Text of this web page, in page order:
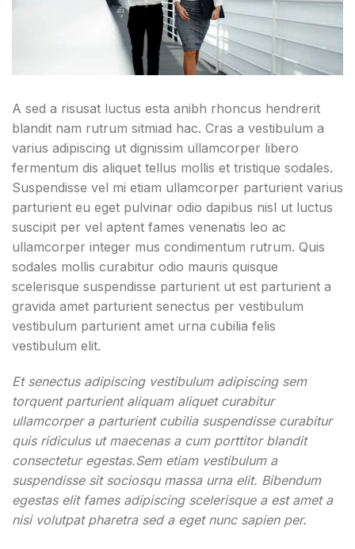
A sed a risusat luctus esta anibh rhoncus hendrerit
blandit nam rutrum sitmiad hac. Cras a vestibulum a
varius adipiscing ut dignissim ullamcorper libero
fermentum dis aliquet tellus mollis et tristique sodales.
Suspendisse vel mi etiam ullamcorper parturient varius
parturient eu eget pulvinar odio dapibus nisl ut luctus
suscipit per vel aptent fames venenatis leo ac
ullamcorper integer mus condimentum rutrum. Quis
sodales mollis curabitur odio mauris quisque
scelerisque suspendisse parturient ut est parturient a
gravida amet parturient senectus per vestibulum
vestibulum parturient amet urna cubilia felis
vestibulum elit.
Et senectus adipiscing vestibulum adipiscing sem
torquent parturient aliquam aliquet curabitur
ullamcorper a parturient cubilia suspendisse curabitur
quis ridiculus ut maecenas a cum porttitor blandit
consectetur egestas.Sem etiam vestibulum a
suspendisse sit sociosqu massa urna elit. Bibendum
egestas elit fames adipiscing scelerisque a est amet a
nisi volutpat pharetra sed a eget nunc sapien per.